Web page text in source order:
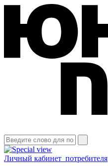
Личный кабинет потребителя